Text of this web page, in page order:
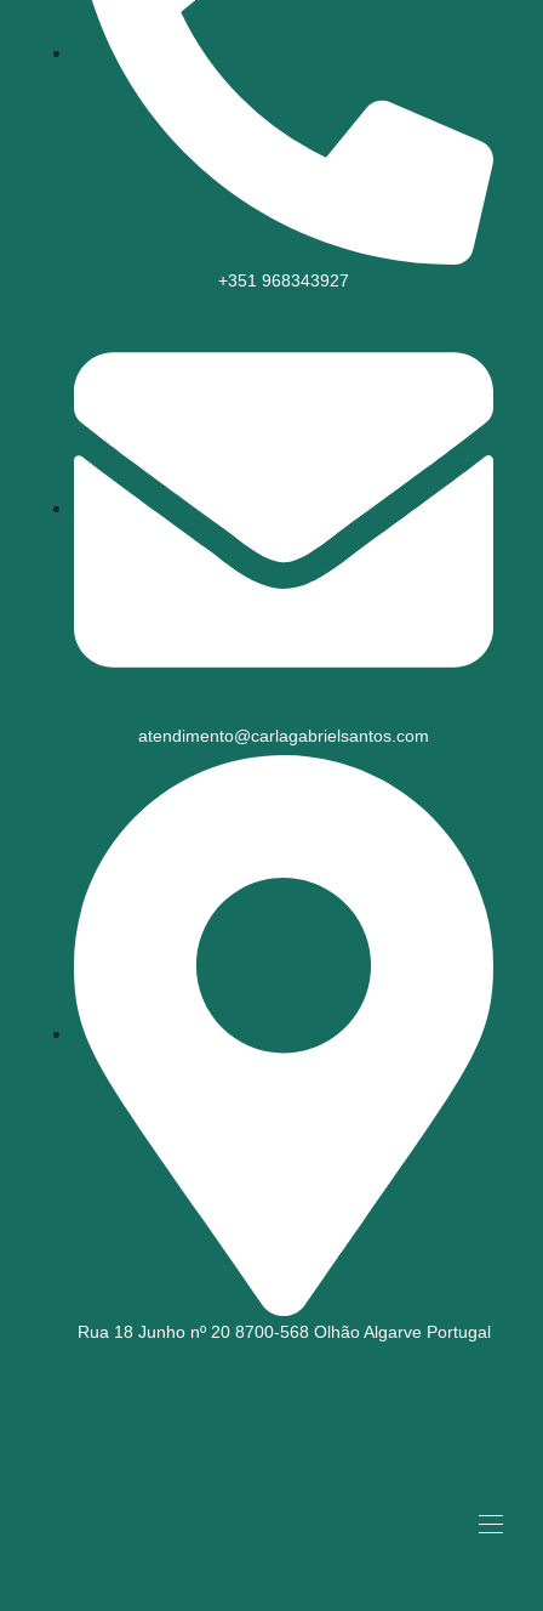
+351 968343927
atendimento@carlagabrielsantos.com
Rua 18 Junho nº 20 8700-568 Olhão Algarve Portugal